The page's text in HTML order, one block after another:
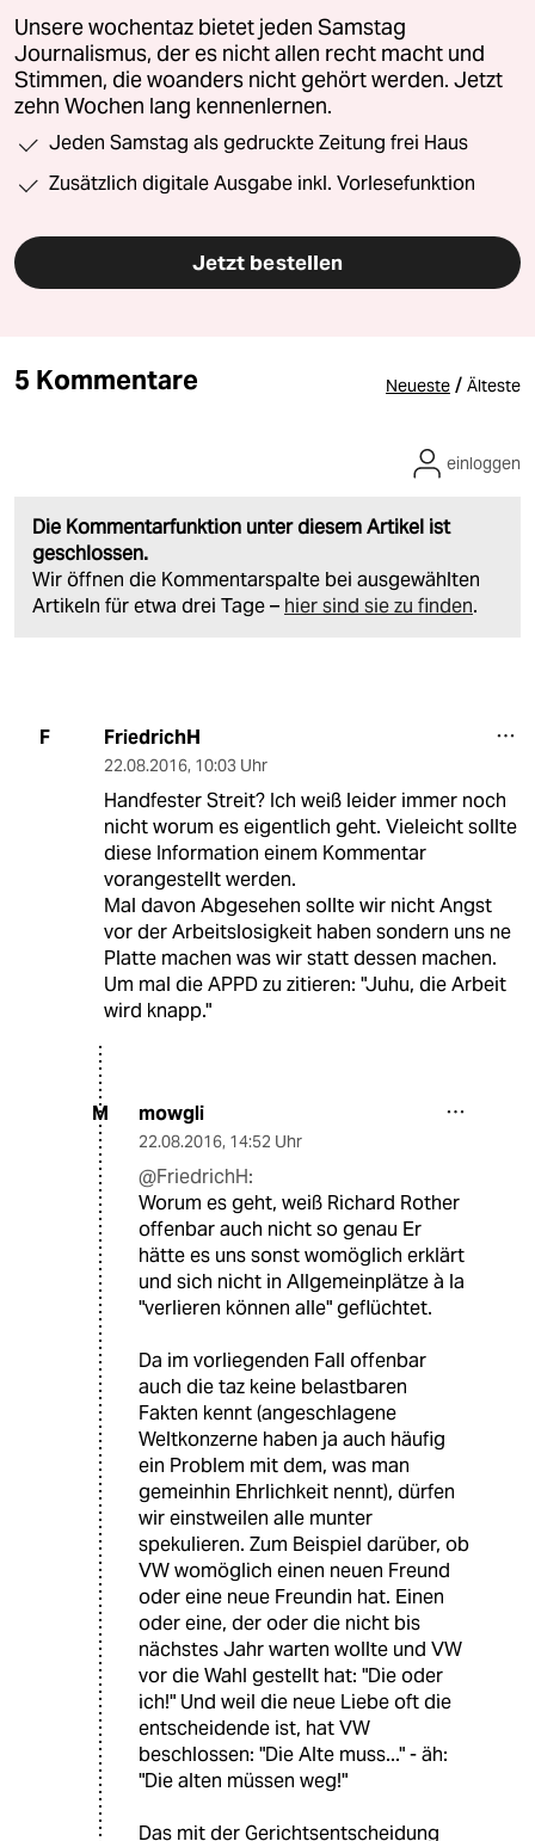
Unsere wochentaz bietet jeden Samstag
Journalismus, der es nicht allen recht macht und
Stimmen, die woanders nicht gehört werden. Jetzt
zehn Wochen lang kennenlernen.
Jeden Samstag als gedruckte Zeitung frei Haus
Zusätzlich digitale Ausgabe inkl. Vorlesefunktion
Jetzt bestellen
5 Kommentare Neueste / Älteste
Die Kommentarfunktion unter diesem Artikel ist
geschlossen.
Wir öffnen die Kommentarspalte bei ausgewählten
Artikeln für etwa drei Tage – hier sind sie zu finden.
einloggen
F FriedrichH
22.08.2016, 10:03 Uhr
Handfester Streit? Ich weiß leider immer noch
nicht worum es eigentlich geht. Vieleicht sollte
diese Information einem Kommentar
vorangestellt werden.
Mal davon Abgesehen sollte wir nicht Angst
vor der Arbeitslosigkeit haben sondern uns ne
Platte machen was wir statt dessen machen.
Um mal die APPD zu zitieren: "Juhu, die Arbeit
wird knapp."
M mowgli
22.08.2016, 14:52 Uhr
@FriedrichH:
Worum es geht, weiß Richard Rother
offenbar auch nicht so genau Er
hätte es uns sonst womöglich erklärt
und sich nicht in Allgemeinplätze à la
"verlieren können alle" geflüchtet.
Da im vorliegenden Fall offenbar
auch die taz keine belastbaren
Fakten kennt (angeschlagene
Weltkonzerne haben ja auch häufig
ein Problem mit dem, was man
gemeinhin Ehrlichkeit nennt), dürfen
wir einstweilen alle munter
spekulieren. Zum Beispiel darüber, ob
VW womöglich einen neuen Freund
oder eine neue Freundin hat. Einen
oder eine, der oder die nicht bis
nächstes Jahr warten wollte und VW
vor die Wahl gestellt hat: "Die oder
ich!" Und weil die neue Liebe oft die
entscheidende ist, hat VW
beschlossen: "Die Alte muss..." - äh:
"Die alten müssen weg!"
Das mit der Gerichtsentscheidung